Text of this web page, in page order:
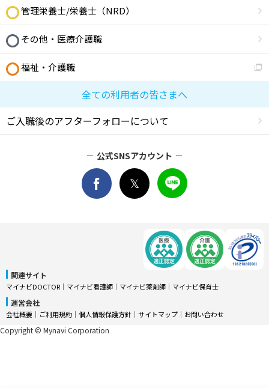
管理栄養士/栄養士（NRD）
その他・医療介護職
福祉・介護職
全ての利用者の皆さまへ
ご入職後のアフターフォローについて
公式SNSアカウント
関連サイト
マイナビDOCTOR │ マイナビ看護師 │ マイナビ薬剤師 │ マイナビ保育士
運営会社
会社概要 │ ご利用規約 │ 個人情報保護方針 │ サイトマップ │ お問い合わせ
Copyright © Mynavi Corporation